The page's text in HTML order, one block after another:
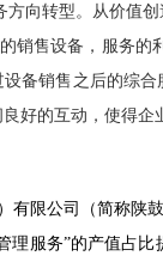
向转型。从价值
销售设备，服务
备销售之后的综
好的互动，使得企
有限公司（简称陕
理服务”的产值占比